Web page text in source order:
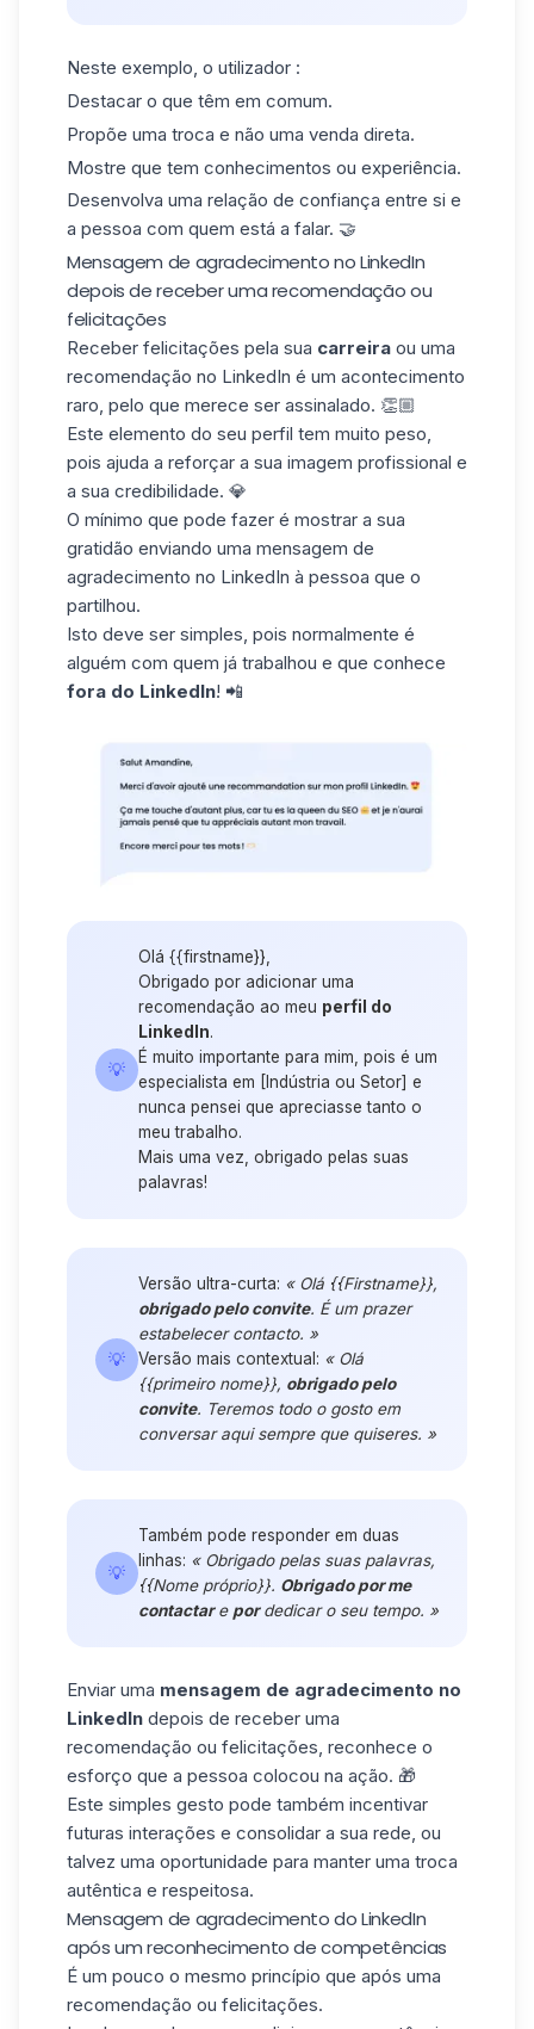
Neste exemplo, o utilizador :
Destacar o que têm em comum.
Propõe uma troca e não uma venda direta.
Mostre que tem conhecimentos ou experiência.
Desenvolva uma relação de confiança entre si e
a pessoa com quem está a falar. 🤝
Mensagem de agradecimento no LinkedIn
depois de receber uma recomendação ou
felicitações
Receber felicitações pela sua carreira ou uma
recomendação no LinkedIn é um acontecimento
raro, pelo que merece ser assinalado. 👏🏼
Este elemento do seu perfil tem muito peso,
pois ajuda a reforçar a sua imagem profissional e
a sua credibilidade. 💎
O mínimo que pode fazer é mostrar a sua
gratidão enviando uma mensagem de
agradecimento no LinkedIn à pessoa que o
partilhou.
Isto deve ser simples, pois normalmente é
alguém com quem já trabalhou e que conhece
fora do LinkedIn! 📲
💡
Olá {{firstname}},
Obrigado por adicionar uma
recomendação ao meu perfil do
LinkedIn.
É muito importante para mim, pois é um
especialista em [Indústria ou Setor] e
nunca pensei que apreciasse tanto o
meu trabalho.
Mais uma vez, obrigado pelas suas
palavras!
💡
Versão ultra-curta: « Olá {{Firstname}},
obrigado pelo convite. É um prazer
estabelecer contacto. »
Versão mais contextual: « Olá
{{primeiro nome}}, obrigado pelo
convite. Teremos todo o gosto em
conversar aqui sempre que quiseres. »
💡
Também pode responder em duas
linhas: « Obrigado pelas suas palavras,
{{Nome próprio}}. Obrigado por me
contactare pordedicar o seu tempo. »
Enviar uma mensagem de agradecimento no
LinkedIn depois de receber uma
recomendação ou felicitações, reconhece o
esforço que a pessoa colocou na ação. 🎁
Este simples gesto pode também incentivar
futuras interações e consolidar a sua rede, ou
talvez uma oportunidade para manter uma troca
autêntica e respeitosa.
Mensagem de agradecimento do LinkedIn
após um reconhecimento de competências
É um pouco o mesmo princípio que após uma
recomendação ou felicitações.